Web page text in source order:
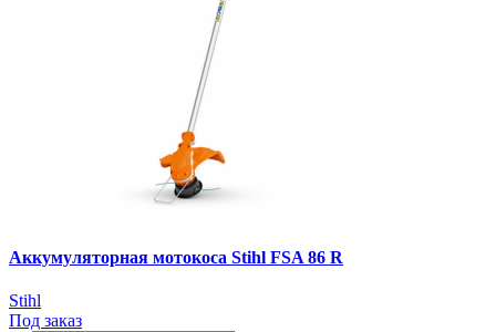
Аккумуляторная мотокоса Stihl FSA 86 R
Stihl
Под заказ